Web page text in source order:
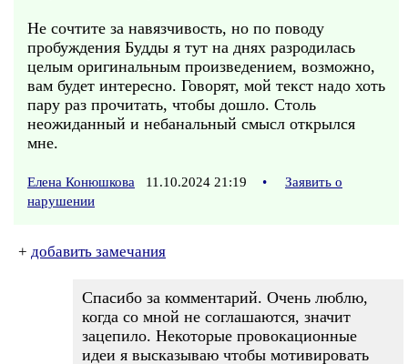
Не сочтите за навязчивость, но по поводу
пробуждения Будды я тут на днях разродилась
целым оригинальным произведением, возможно,
вам будет интересно. Говорят, мой текст надо хоть
пару раз прочитать, чтобы дошло. Столь
неожиданный и небанальный смысл открылся
мне.
Елена Конюшкова 11.10.2024 21:19 •
Заявить о
нарушении
+ добавить замечания
Спасибо за комментарий. Очень люблю,
когда со мной не соглашаются, значит
зацепило. Некоторые провокационные
идеи я высказываю чтобы мотивировать